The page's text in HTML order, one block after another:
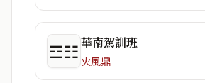
☲☷華南駕訓班
火風鼎